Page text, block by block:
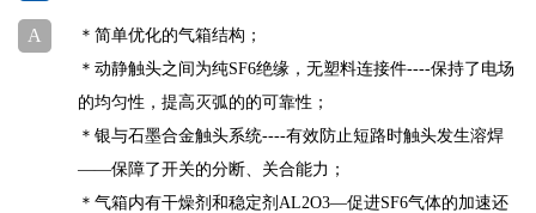
A
＊简单优化的气箱结构；
＊动静触头之间为纯SF6绝缘，无塑料连接件----保持了电场
的均匀性，提高灭弧的的可靠性；
＊银与石墨合金触头系统----有效防止短路时触头发生溶焊
——保障了开关的分断、关合能力；
＊气箱内有干燥剂和稳定剂AL2O3—促进SF6气体的加速还